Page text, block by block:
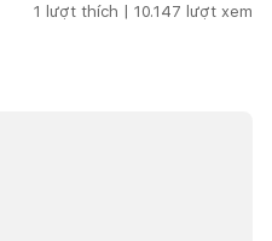
1 lượt thích | 10.147 lượt xem